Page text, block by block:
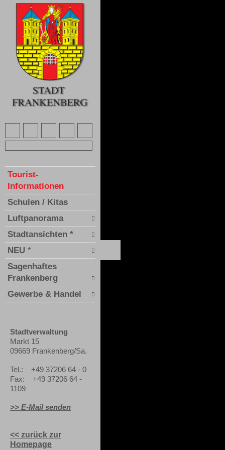
Tourist-
Informationen
Schulen / Kitas
Luftpanorama
Stadtansichten *
NEU *
Sagenhaftes
Frankenberg
Gewerbe & Handel
Stadtverwaltung
Markt 15
09669 Frankenberg/Sa.
Tel.: +49 37206 64 - 0
Fax: +49 37206 64 -
1109
>> E-Mail senden
<< zurück zur
Homepage